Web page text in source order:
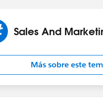
Sales And
Más sobre este